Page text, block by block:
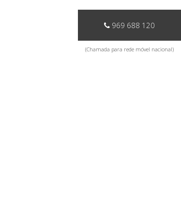
969 688 120
(Chamada para rede móvel nacional)